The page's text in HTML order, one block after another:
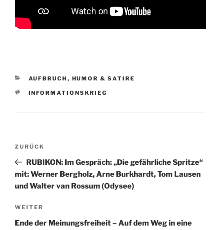
KATEGORIEN
AUFBRUCH , HUMOR & SATIRE
SCHLAGWÖRTER
INFORMATIONSKRIEG
Beitragsnavigation
Vorheriger
Beitrag
ZURÜCK
RUBIKON: Im Gespräch: „Die gefährliche Spritze“
mit: Werner Bergholz, Arne Burkhardt, Tom Lausen
und Walter van Rossum (Odysee)
Nächster
Beitrag
WEITER
Ende der Meinungsfreiheit – Auf dem Weg in eine